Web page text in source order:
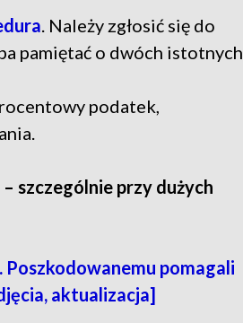
. Należy zgłosić się do
pamiętać o dwóch istotnych
podatek,
szczególnie przy dużych
pomagali
aktualizacja]